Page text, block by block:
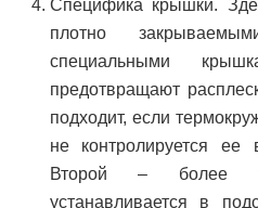
Специфика крышки.
плотно
специальными
предотвращают
подходит, если
не контролируется ее
Второй – более
устанавливается в